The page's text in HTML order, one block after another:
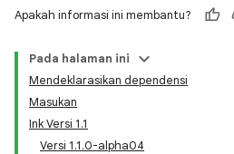
Apakah informasi ini membantu?
Pada halaman ini
Mendeklarasikan dependensi
Masukan
Ink Versi 1.1
Versi 1.1.0-alpha04